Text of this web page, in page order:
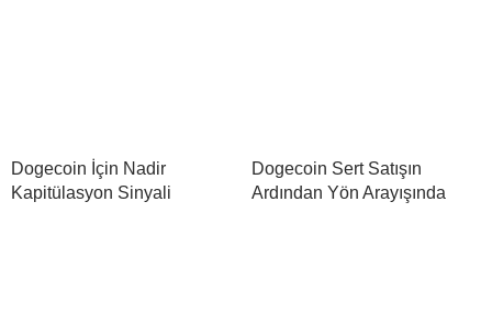
Dogecoin İçin Nadir
Kapitülasyon Sinyali
Dogecoin Sert Satışın
Ardından Yön Arayışında